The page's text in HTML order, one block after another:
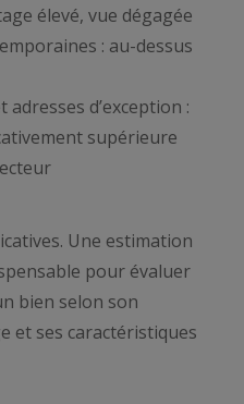
élevé, vue dégagée
: au-dessus
d’exception :
supérieure
Une estimation
pour évaluer
bien selon son
et ses caractéristiques